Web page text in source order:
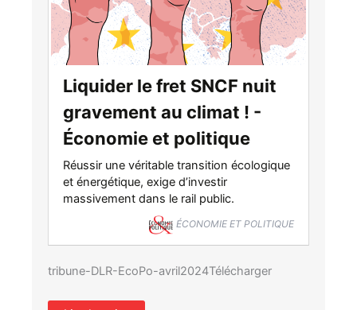
Liquider le fret SNCF nuit
gravement au climat ! -
Économie et politique
Réussir une véritable transition écologique
et énergétique, exige d’investir
massivement dans le rail public.
ÉCONOMIE ET POLITIQUE
tribune-DLR-EcoPo-avril2024Télécharger